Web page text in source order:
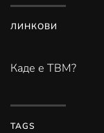
ЛИНКОВИ
Каде е ТВМ?
TAGS